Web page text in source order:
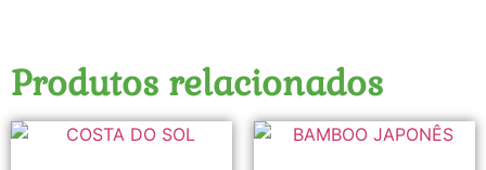
Produtos relacionados